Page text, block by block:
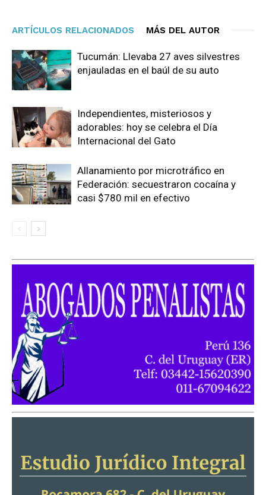
ARTÍCULOS RELACIONADOS MÁS DEL AUTOR
Tucumán: Llevaba 27 aves silvestres
enjauladas en el baúl de su auto
Independientes, misteriosos y
adorables: hoy se celebra el Día
Internacional del Gato
Allanamiento por microtráfico en
Federación: secuestraron cocaína y
casi $780 mil en efectivo